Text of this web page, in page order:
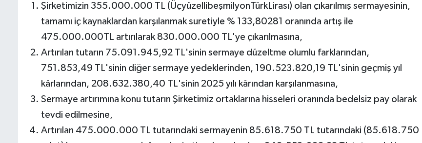
Şirketimizin 355.000.000 TL (ÜçyüzellibeşmilyonTürkLirası) olan çıkarılmış sermayesinin,
tamamı iç kaynaklardan karşılanmak suretiyle % 133,80281 oranında artış ile
475.000.000TL artırılarak 830.000.000 TL'ye çıkarılmasına,
Artırılan tutarın 75.091.945,92 TL'sinin sermaye düzeltme olumlu farklarından,
751.853,49 TL'sinin diğer sermaye yedeklerinden, 190.523.820,19 TL'sinin geçmiş yıl
kârlarından, 208.632.380,40 TL'sinin 2025 yılı kârından karşılanmasına,
Sermaye artırımına konu tutarın Şirketimiz ortaklarına hisseleri oranında bedelsiz pay olarak
tevdi edilmesine,
Artırılan 475.000.000 TL tutarındaki sermayenin 85.618.750 TL tutarındaki (85.618.750